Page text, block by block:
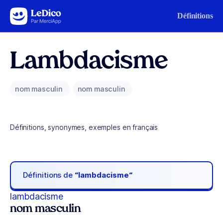
Aller au contenu Définitions
Lambdacisme
nom masculin nom masculin
Définitions, synonymes, exemples en français
Définitions de “lambdacisme“
lambdacisme
nom masculin